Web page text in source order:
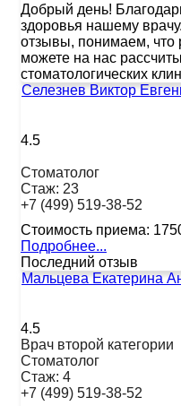
Добрый день!
здоровья нашему
отзывы, понимаем, что
можете на нас
стоматологических
Селезнев Виктор
4.5
Стоматолог
Стаж: 23
+7 (499) 519-38-52
Стоимость приема:
Подробнее...
Последний отзыв
Мальцева Екатерина
4.5
Врач второй категории
Стоматолог
Стаж: 4
+7 (499) 519-38-52